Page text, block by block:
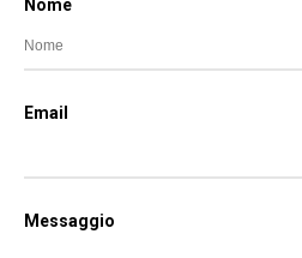
Nome
Email
Messaggio